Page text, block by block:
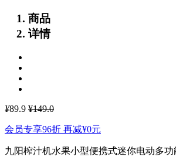
商品
详情
¥89.9 ¥149.0
会员专享96折 再减¥0元
九阳榨汁机水果小型便携式迷你电动多